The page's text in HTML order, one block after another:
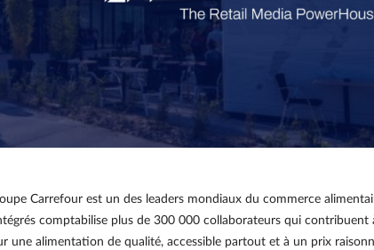
Carrefour est un des leaders mondiaux du commerce
comptabilise plus de 300 000 collaborateurs qui contribuent
alimentation de qualité, accessible partout et à un prix